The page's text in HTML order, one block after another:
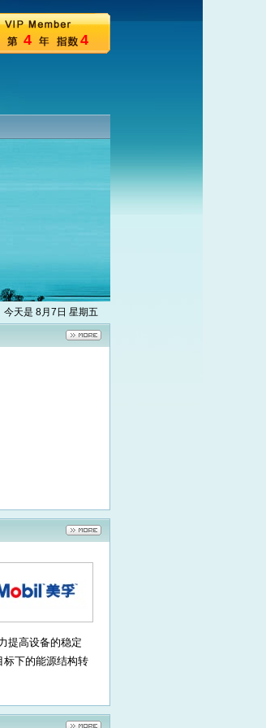
4 4
今天是 8月7日 星期五
提高设备的稳定
标下的能源结构转